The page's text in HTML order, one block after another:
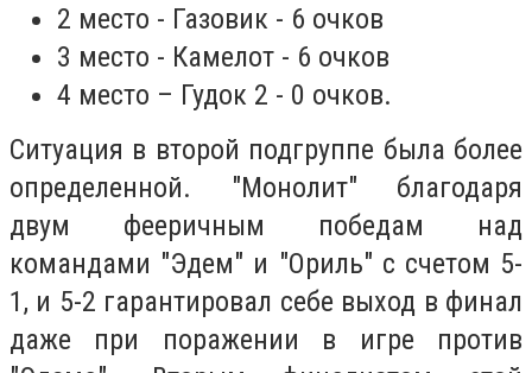
2 место - Газовик - 6 очков
3 место - Камелот - 6 очков
4 место – Гудок 2 - 0 очков.
Ситуация в второй подгруппе была более
определенной. "Монолит" благодаря
двум фееричным победам над
командами "Эдем" и "Ориль" с счетом 5-
1, и 5-2 гарантировал себе выход в финал
даже при поражении в игре против